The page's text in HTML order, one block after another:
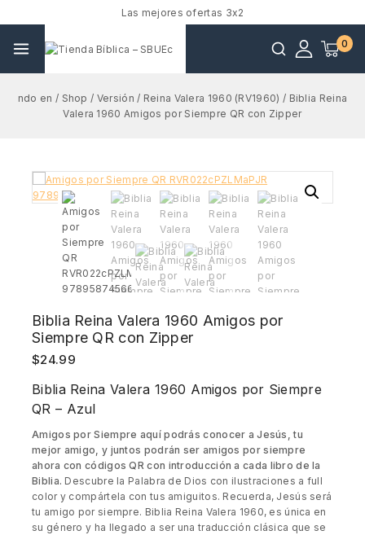
Las mejores ofertas 3x2
0
ndo en / Shop / Versión / Reina Valera 1960 (RV1960) / Biblia Reina
Valera 1960 Amigos por Siempre QR con Zipper
Biblia Reina Valera 1960 Amigos por
Siempre QR con Zipper
$24.99
Biblia Reina Valera 1960 Amigos por Siempre
QR – Azul
Amigos por Siempre aquí podrás conocer a Jesús, tu
mejor amigo, y juntos podrán ser amigos por siempre
ahora con códigos QR con introducción a cada libro de la
Biblia. Descubre la Palabra de Dios con ilustraciones a full
color y compártela con tus amiguitos. Recuerda, Jesús será
tu amigo por siempre. Biblia Reina Valera 1960, es única en
su género y ha llegado a ser una traducción clásica que se